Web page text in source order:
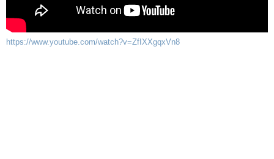
https://www.youtube.com/watch?v=ZfIXXgqxVn8